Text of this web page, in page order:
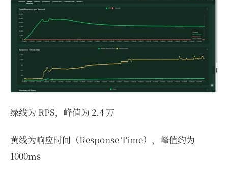
绿线为 RPS，峰值为 2.4 万
黄线为响应时间（Response Time），峰值约为
1000ms